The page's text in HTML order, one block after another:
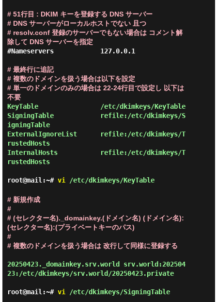
# 51行目 : DKIM キーを登録する DNS サーバー
# DNS サーバーがローカルホストでない 且つ
# resolv.conf 登録のサーバーでもない場合は コメント解
除して DNS サーバーを指定
#Nameservers            127.0.0.1
# 最終行に追記
# 複数のドメインを扱う場合は以下を設定
# 単一のドメインのみの場合は 22-24行目で設定し 以下は
不要
KeyTable                /etc/dkimkeys/KeyTable
SigningTable            refile:/etc/dkimkeys/S
igningTable
ExternalIgnoreList      refile:/etc/dkimkeys/T
rustedHosts
InternalHosts           refile:/etc/dkimkeys/T
rustedHosts
root@mail:~# vi /etc/dkimkeys/KeyTable
# 新規作成
#
# (セレクター名)._domainkey.(ドメイン名) (ドメイン名):
(セレクター名):(プライベートキーのパス)
#
# 複数のドメインを扱う場合は 改行して同様に登録する
20250423._domainkey.srv.world srv.world:202504
23:/etc/dkimkeys/srv.world/20250423.private
root@mail:~# vi /etc/dkimkeys/SigningTable